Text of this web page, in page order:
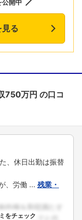
開中
る
750万円 の口コ
、休日出勤は振替
、労働 ... 残業・
をチェック